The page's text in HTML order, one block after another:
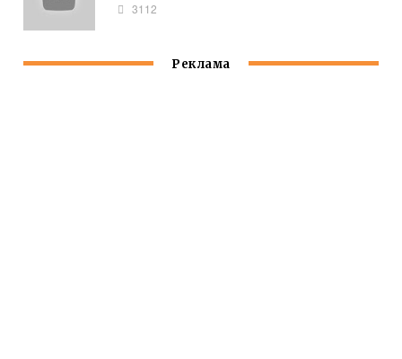
3112
Реклама